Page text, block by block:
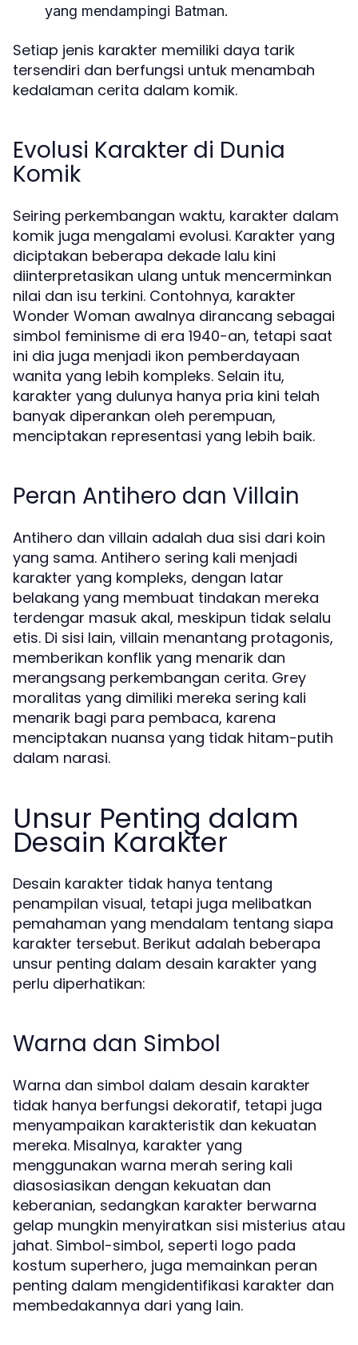
yang mendampingi Batman.
Setiap jenis karakter memiliki daya tarik
tersendiri dan berfungsi untuk menambah
kedalaman cerita dalam komik.
Evolusi Karakter di Dunia
Komik
Seiring perkembangan waktu, karakter dalam
komik juga mengalami evolusi. Karakter yang
diciptakan beberapa dekade lalu kini
diinterpretasikan ulang untuk mencerminkan
nilai dan isu terkini. Contohnya, karakter
Wonder Woman awalnya dirancang sebagai
simbol feminisme di era 1940-an, tetapi saat
ini dia juga menjadi ikon pemberdayaan
wanita yang lebih kompleks. Selain itu,
karakter yang dulunya hanya pria kini telah
banyak diperankan oleh perempuan,
menciptakan representasi yang lebih baik.
Peran Antihero dan Villain
Antihero dan villain adalah dua sisi dari koin
yang sama. Antihero sering kali menjadi
karakter yang kompleks, dengan latar
belakang yang membuat tindakan mereka
terdengar masuk akal, meskipun tidak selalu
etis. Di sisi lain, villain menantang protagonis,
memberikan konflik yang menarik dan
merangsang perkembangan cerita. Grey
moralitas yang dimiliki mereka sering kali
menarik bagi para pembaca, karena
menciptakan nuansa yang tidak hitam-putih
dalam narasi.
Unsur Penting dalam
Desain Karakter
Desain karakter tidak hanya tentang
penampilan visual, tetapi juga melibatkan
pemahaman yang mendalam tentang siapa
karakter tersebut. Berikut adalah beberapa
unsur penting dalam desain karakter yang
perlu diperhatikan:
Warna dan Simbol
Warna dan simbol dalam desain karakter
tidak hanya berfungsi dekoratif, tetapi juga
menyampaikan karakteristik dan kekuatan
mereka. Misalnya, karakter yang
menggunakan warna merah sering kali
diasosiasikan dengan kekuatan dan
keberanian, sedangkan karakter berwarna
gelap mungkin menyiratkan sisi misterius atau
jahat. Simbol-simbol, seperti logo pada
kostum superhero, juga memainkan peran
penting dalam mengidentifikasi karakter dan
membedakannya dari yang lain.